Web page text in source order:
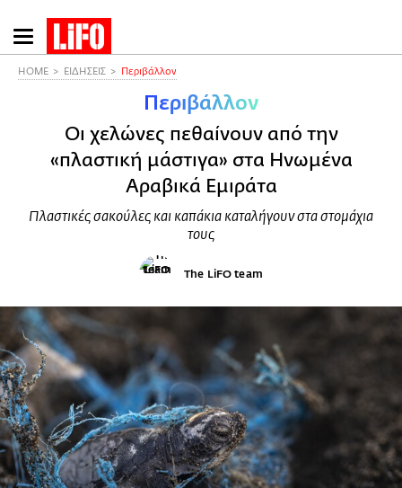
Παράκαμψη
προς
HOME ΕΙΔΗΣΕΙΣ Περιβάλλον
Περιβάλλον
Οι χελώνες πεθαίνουν από την
«πλαστική μάστιγα» στα Ηνωμένα
Αραβικά Εμιράτα
Πλαστικές σακούλες και καπάκια καταλήγουν στα στομάχια
τους
The LiFO team